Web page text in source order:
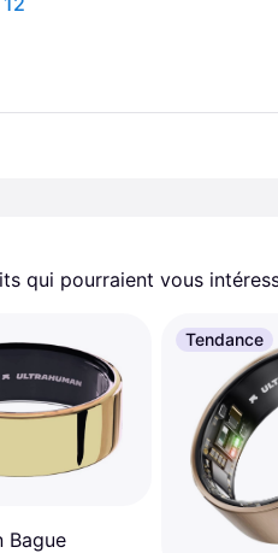
qui pourraient vous
Bague
Tendance